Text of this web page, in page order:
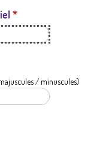
*
/ minuscules)